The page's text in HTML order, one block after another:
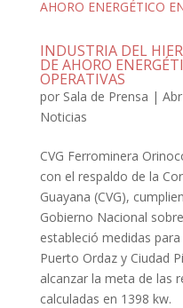
INDUSTRIA DEL
DE AHORO
OPERATIVAS
por Sala de Prensa |
Noticias
CVG Ferrominera
con el respaldo de la
Guayana (CVG),
Gobierno Nacional
estableció medidas
Puerto Ordaz y Ciudad
alcanzar la meta de las
calculadas en 1398 kw.